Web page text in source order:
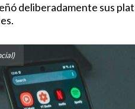
deliberadamente sus